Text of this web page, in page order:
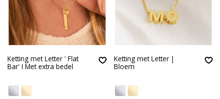
Ketting met Letter ' Flat
Bar' I Met extra bedel
Ketting met Letter |
Bloem